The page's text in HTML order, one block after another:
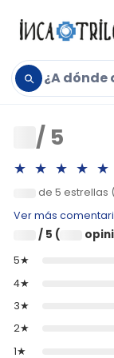
/ 5
★★★★★
de 5 estrellas
Ver más
/ 5 (
5★
4★
3★
2★
1★